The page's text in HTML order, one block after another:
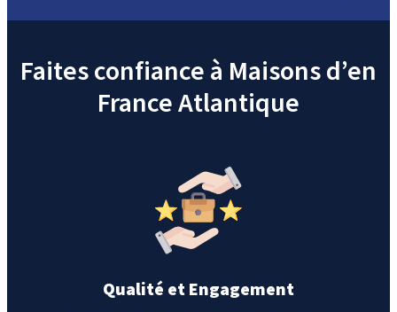
Faites confiance à Maisons d’en
France Atlantique
Qualité et Engagement